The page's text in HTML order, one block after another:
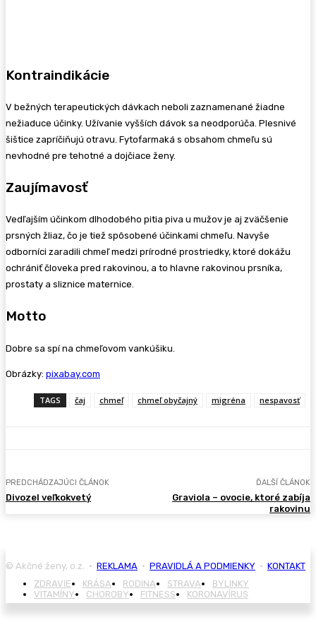
Kontraindikácie
V bežných terapeutických dávkach neboli zaznamenané žiadne
nežiaduce účinky. Užívanie vyšších dávok sa neodporúča. Plesnivé
šištice zapríčiňujú otravu. Fytofarmaká s obsahom chmeľu sú
nevhodné pre tehotné a dojčiace ženy.
Zaujímavosť
Vedľajším účinkom dlhodobého pitia piva u mužov je aj zväčšenie
prsných žliaz, čo je tiež spôsobené účinkami chmeľu. Navyše
odborníci zaradili chmeľ medzi prírodné prostriedky, ktoré dokážu
ochrániť človeka pred rakovinou, a to hlavne rakovinou prsníka,
prostaty a sliznice maternice.
Motto
Dobre sa spí na chmeľovom vankúšiku.
Obrázky: pixabay.com
TAGS čaj chmeľ chmeľ obyčajný migréna nespavosť
PREDCHÁDZAJÚCI ČLÁNOK
Divozel veľkokvetý
ĎALŠÍ ČLÁNOK
Graviola – ovocie, ktoré zabíja
rakovinu
© Akčné ženy, o.z. • REKLAMA • PRAVIDLÁ A PODMIENKY • KONTAKT
ZDRAVIE
KRÁSA RODINA STRAVA
BYLINKY
VITAMÍNY
CHOROBY FITNESS KORONAVÍRUS